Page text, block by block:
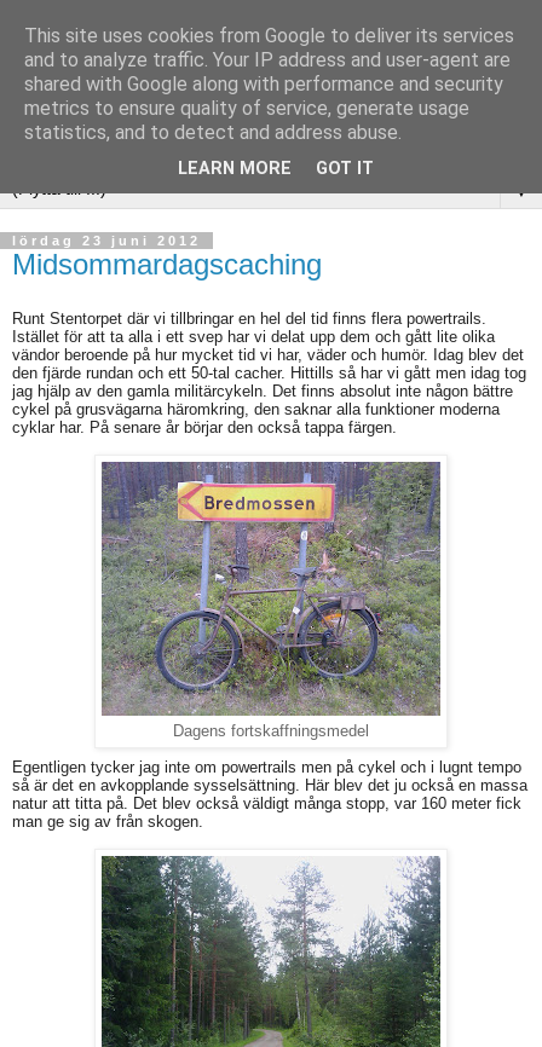
▼
lördag 23 juni 2012
Midsommardagscaching
Runt Stentorpet där vi tillbringar en hel del tid finns flera powertrails.
Istället för att ta alla i ett svep har vi delat upp dem och gått lite olika
vändor beroende på hur mycket tid vi har, väder och humör. Idag blev det
den fjärde rundan och ett 50-tal cacher. Hittills så har vi gått men idag tog
jag hjälp av den gamla militärcykeln. Det finns absolut inte någon bättre
cykel på grusvägarna häromkring, den saknar alla funktioner moderna
cyklar har. På senare år börjar den också tappa färgen.
Dagens fortskaffningsmedel
Egentligen tycker jag inte om powertrails men på cykel och i lugnt tempo
så är det en avkopplande sysselsättning. Här blev det ju också en massa
natur att titta på. Det blev också väldigt många stopp, var 160 meter fick
man ge sig av från skogen.
This site uses cookies from Google to deliver its services
and to analyze traffic. Your IP address and user-agent are
shared with Google along with performance and security
metrics to ensure quality of service, generate usage
statistics, and to detect and address abuse.
LEARN MORE GOT IT